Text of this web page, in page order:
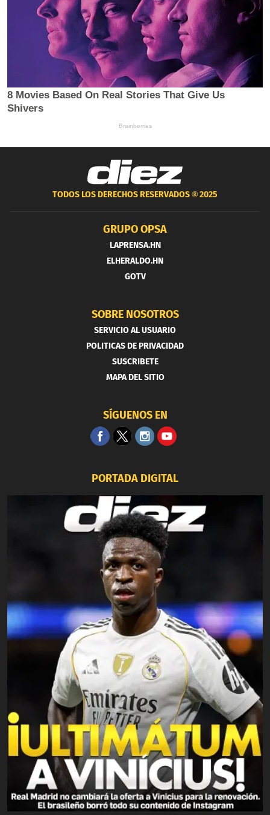
TODOS LOS DERECHOS RESERVADOS ®2025
GRUPO OPSA
LAPRENSA.HN
ELHERALDO.HN
GOTV
SOBRE NOSOTROS
SERVICIO AL USUARIO
POLITICAS DE PRIVACIDAD
SUSCRIBETE
MAPA DEL SITIO
SÍGUENOS EN
PORTADA DIGITAL